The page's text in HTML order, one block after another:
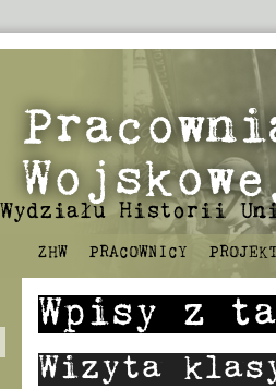
Wydziału Historii
ZHW PRACOWNICY
Wpisy z
Wizyta